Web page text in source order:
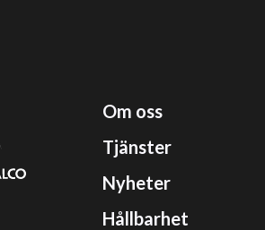
Om oss
Tjänster
Nyheter
Hållbarhet